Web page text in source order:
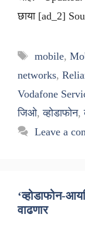
छाया [ad_2]
Tags
mobile,
networks,
Vodafone
जिओ,व्होडाफोन,
Leave a
‘व्होडाफोन-
वाढणार